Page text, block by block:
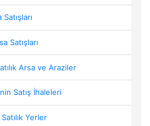
Satışları
Arsa ve Araziler
Satış İhaleleri
Yerler